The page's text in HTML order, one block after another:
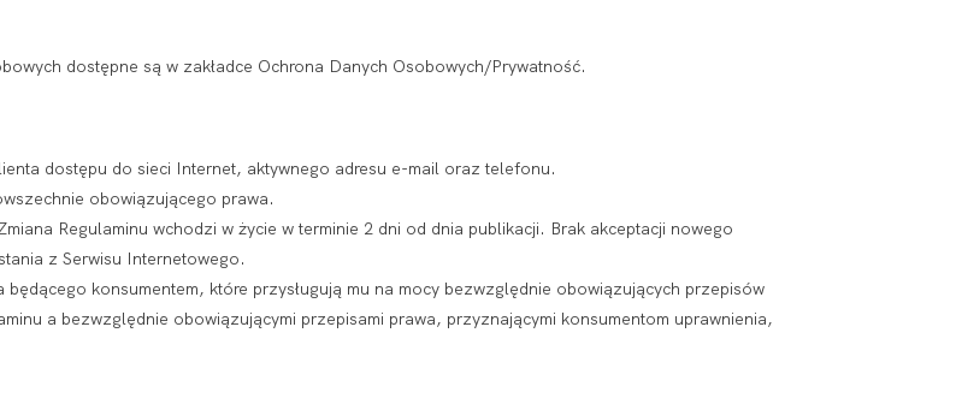
dostępne są w zakładce Ochrona Danych Osobowych/Prywatność.
dostępu do sieci Internet, aktywnego adresu e-mail oraz telefonu.
obowiązującego prawa.
Regulaminu wchodzi w życie w terminie 2 dni od dnia publikacji. Brak akceptacji nowego
z Serwisu Internetowego.
konsumentem, które przysługują mu na mocy bezwzględnie obowiązujących przepisów
a bezwzględnie obowiązującymi przepisami prawa, przyznającymi konsumentom uprawnienia,